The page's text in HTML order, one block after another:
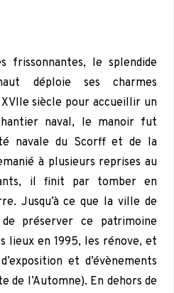
frissonnantes, le splendide
déploie ses charmes
siècle pour accueillir un
naval, le manoir fut
navale du Scorff et de la
à plusieurs reprises au
il finit par tomber en
Jusqu’à ce que la ville de
préserver ce patrimoine
lieux en 1995, les rénove, et
et d’évènements
de l’Automne). En dehors de